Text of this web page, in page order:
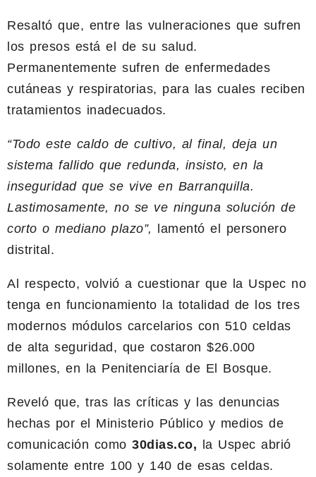
Resaltó que, entre las vulneraciones que sufren
los presos está el de su salud.
Permanentemente sufren de enfermedades
cutáneas y respiratorias, para las cuales reciben
tratamientos inadecuados.
“Todo este caldo de cultivo, al final, deja un
sistema fallido que redunda, insisto, en la
inseguridad que se vive en Barranquilla.
Lastimosamente, no se ve ninguna solución de
corto o mediano plazo”,
lamentó el personero
distrital.
Al respecto, volvió a cuestionar que la Uspec no
tenga en funcionamiento la totalidad de los tres
modernos módulos carcelarios con 510 celdas
de alta seguridad, que costaron $26.000
millones, en la Penitenciaría de El Bosque.
Reveló que, tras las críticas y las denuncias
hechas por el Ministerio Público y medios de
comunicación como 30dias.co, la Uspec abrió
solamente entre 100 y 140 de esas celdas.